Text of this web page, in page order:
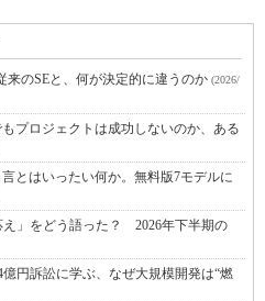
来のSEと、何が決定的に違うのか (2026/
プロジェクトは成功しないのか、ある
とはいったい何か。無料版7モデルに
」をどう語った？ 2026年下半期の
円訴訟に学ぶ、なぜ大規模開発は“燃